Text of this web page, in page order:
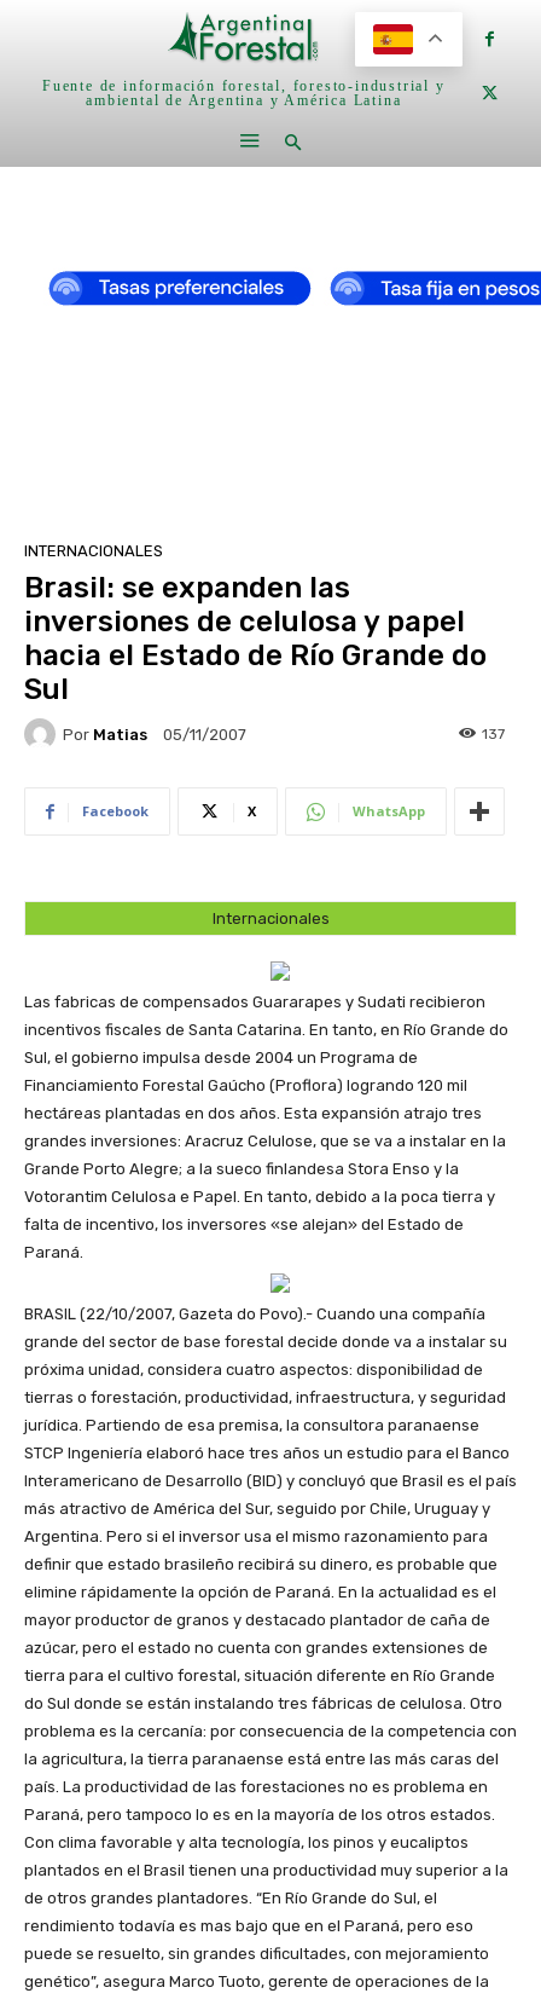
Fuente de información forestal, foresto-industrial y
ambiental de Argentina y América Latina
INTERNACIONALES
Brasil: se expanden las
inversiones de celulosa y papel
hacia el Estado de Río Grande do
Sul
Por Matias 05/11/2007 137
Facebook X WhatsApp
Internacionales
Las fabricas de compensados Guararapes y Sudati recibieron
incentivos fiscales de Santa Catarina. En tanto, en Río Grande do
Sul, el gobierno impulsa desde 2004 un Programa de
Financiamiento Forestal Gaúcho (Proflora) logrando 120 mil
hectáreas plantadas en dos años. Esta expansión atrajo tres
grandes inversiones: Aracruz Celulose, que se va a instalar en la
Grande Porto Alegre; a la sueco finlandesa Stora Enso y la
Votorantim Celulosa e Papel. En tanto, debido a la poca tierra y
falta de incentivo, los inversores «se alejan» del Estado de
Paraná.
BRASIL (22/10/2007, Gazeta do Povo).- Cuando una compañía
grande del sector de base forestal decide donde va a instalar su
próxima unidad, considera cuatro aspectos: disponibilidad de
tierras o forestación, productividad, infraestructura, y seguridad
jurídica. Partiendo de esa premisa, la consultora paranaense
STCP Ingeniería elaboró hace tres años un estudio para el Banco
Interamericano de Desarrollo (BID) y concluyó que Brasil es el país
más atractivo de América del Sur, seguido por Chile, Uruguay y
Argentina. Pero si el inversor usa el mismo razonamiento para
definir que estado brasileño recibirá su dinero, es probable que
elimine rápidamente la opción de Paraná. En la actualidad es el
mayor productor de granos y destacado plantador de caña de
azúcar, pero el estado no cuenta con grandes extensiones de
tierra para el cultivo forestal, situación diferente en Río Grande
do Sul donde se están instalando tres fábricas de celulosa. Otro
problema es la cercanía: por consecuencia de la competencia con
la agricultura, la tierra paranaense está entre las más caras del
país. La productividad de las forestaciones no es problema en
Paraná, pero tampoco lo es en la mayoría de los otros estados.
Con clima favorable y alta tecnología, los pinos y eucaliptos
plantados en el Brasil tienen una productividad muy superior a la
de otros grandes plantadores. “En Río Grande do Sul, el
rendimiento todavía es mas bajo que en el Paraná, pero eso
puede se resuelto, sin grandes dificultades, con mejoramiento
genético”, asegura Marco Tuoto, gerente de operaciones de la